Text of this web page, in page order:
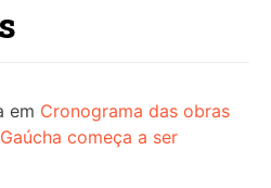
em Cronograma das obras
começa a ser